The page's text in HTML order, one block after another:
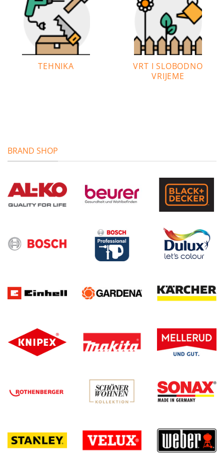
TEHNIKA
VRT I SLOBODNO
VRIJEME
BRAND SHOP